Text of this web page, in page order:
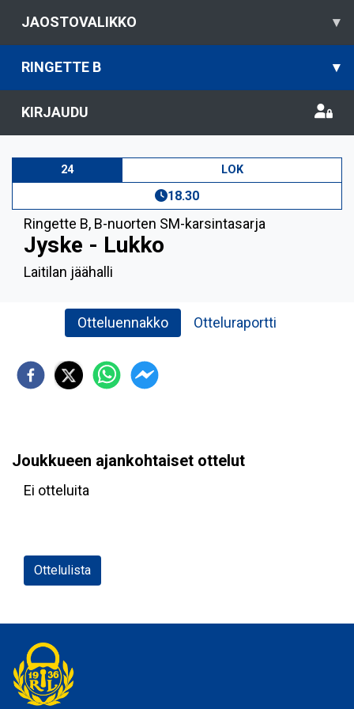
JAOSTOVALIKKO ▾
RINGETTE B ▾
KIRJAUDU
24 LOK
18.30
Ringette B, B-nuorten SM-karsintasarja
Jyske - Lukko
Laitilan jäähalli
Otteluennakko Otteluraportti
Joukkueen ajankohtaiset ottelut
Ei otteluita
Ottelulista